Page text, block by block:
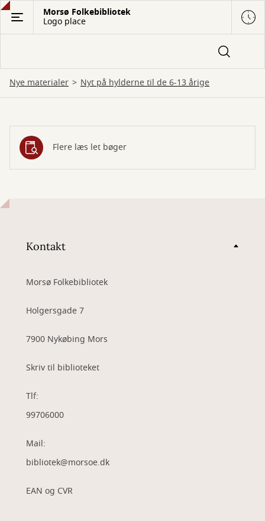
Gå
hovedindhold
Morsø Folkebibliotek
Logo place
Nye materialer Nyt på hylderne til de 6-13 årige
Nyt
til
årige
Flere læs let bøger
Kontakt
Morsø Folkebibliotek
Holgersgade 7
7900 Nykøbing Mors
Skriv til biblioteket
Tlf:
99706000
Mail:
bibliotek@morsoe.dk
EAN og CVR